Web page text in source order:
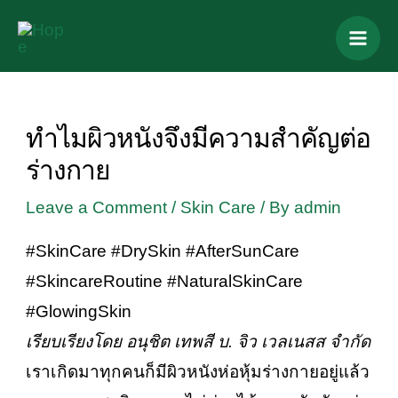
content
ทำไมผิวหนังจึงมีความสำคัญต่อ
ร่างกาย
Leave a Comment / Skin Care / Byadmin
#SkinCare #DrySkin #AfterSunCare
#SkincareRoutine #NaturalSkinCare
#GlowingSkin
เรียบเรียงโดย อนุชิต เทพสี บ. จิว เวลเนสส จำกัด
เราเกิดมาทุกคนก็มีผิวหนังห่อหุ้มร่างกายอยู่แล้ว
navigation